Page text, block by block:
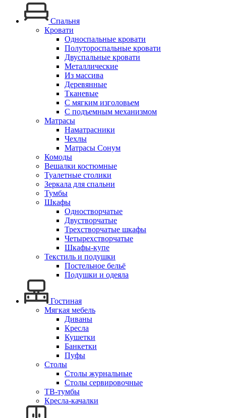
Спальня
Кровати
Односпальные кровати
Полутороспальные кровати
Двуспальные кровати
Металлические
Из массива
Деревянные
Тканевые
С мягким изголовьем
С подъемным механизмом
Матрасы
Наматрасники
Чехлы
Матрасы Сонум
Комоды
Вешалки костюмные
Туалетные столики
Зеркала для спальни
Тумбы
Шкафы
Одностворчатые
Двустворчатые
Трехстворчатые шкафы
Четырехстворчатые
Шкафы-купе
Текстиль и подушки
Постельное бельё
Подушки и одеяла
Гостиная
Мягкая мебель
Диваны
Кресла
Кушетки
Банкетки
Пуфы
Столы
Столы журнальные
Столы сервировочные
ТВ-тумбы
Кресла-качалки